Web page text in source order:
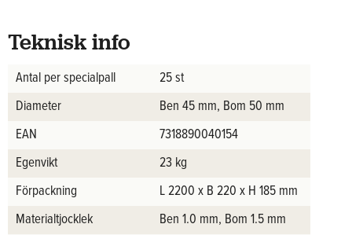
Teknisk info
Antal per specialpall
25 st
Diameter
Ben 45 mm, Bom 50 mm
EAN
7318890040154
Egenvikt
23 kg
Förpackning
L 2200 x B 220 x H 185 mm
Materialtjocklek
Ben 1.0 mm, Bom 1.5 mm